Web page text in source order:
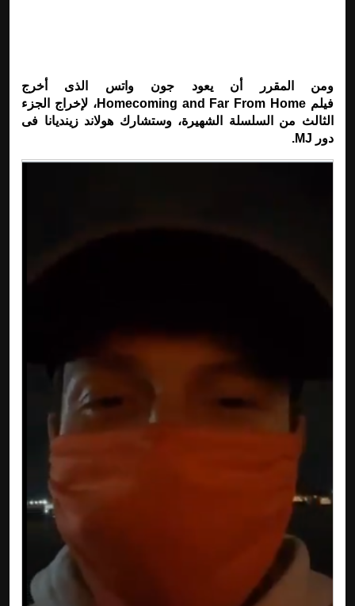
ومن المقرر أن يعود جون واتس الذى أخرج
فيلم Homecoming and Far From Home، لإخراج الجزء
الثالث من السلسلة الشهيرة، وستشارك هولاند زينديانا فى
دور MJ.